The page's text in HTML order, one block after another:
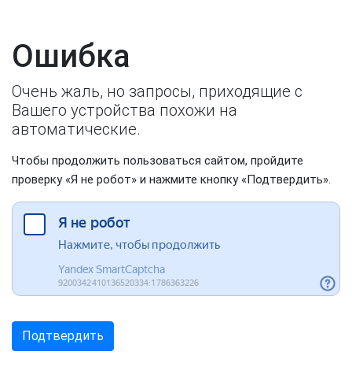
Ошибка
Очень жаль, но запросы, приходящие с
Вашего устройства похожи на
автоматические.
Чтобы продолжить пользоваться сайтом, пройдите
проверку «Я не робот» и нажмите кнопку «Подтвердить».